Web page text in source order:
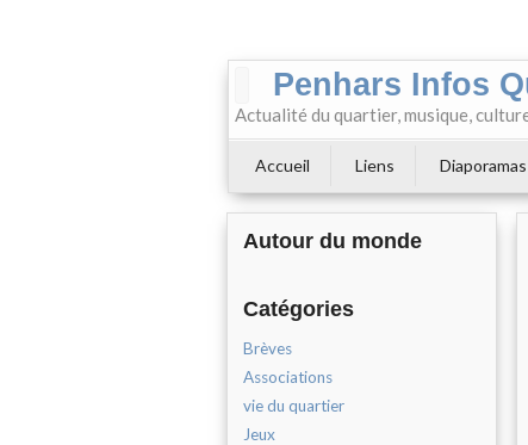
Penhars Infos
Actualité du quartier, musique,
Accueil Liens Diaporamas
Autour du monde
Catégories
Brèves
Associations
vie du quartier
Jeux